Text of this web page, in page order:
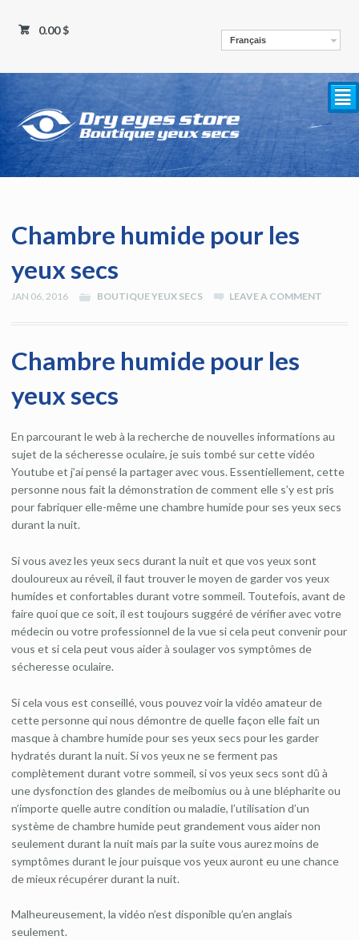
Français
0.00 $
²
Chambre humide pour les
yeux secs
JAN 06, 2016 BOUTIQUE YEUX SECS LEAVE A COMMENT
Chambre humide pour les
yeux secs
En parcourant le web à la recherche de nouvelles informations au
sujet de la sécheresse oculaire, je suis tombé sur cette vidéo
Youtube et j’ai pensé la partager avec vous. Essentiellement, cette
personne nous fait la démonstration de comment elle s’y est pris
pour fabriquer elle-même une chambre humide pour ses yeux secs
durant la nuit.
Si vous avez les yeux secs durant la nuit et que vos yeux sont
douloureux au réveil, il faut trouver le moyen de garder vos yeux
humides et confortables durant votre sommeil. Toutefois, avant de
faire quoi que ce soit, il est toujours suggéré de vérifier avec votre
médecin ou votre professionnel de la vue si cela peut convenir pour
vous et si cela peut vous aider à soulager vos symptômes de
sécheresse oculaire.
Si cela vous est conseillé, vous pouvez voir la vidéo amateur de
cette personne qui nous démontre de quelle façon elle fait un
masque à chambre humide pour ses yeux secs pour les garder
hydratés durant la nuit. Si vos yeux ne se ferment pas
complètement durant votre sommeil, si vos yeux secs sont dû à
une dysfonction des glandes de meibomius ou à une blépharite ou
n’importe quelle autre condition ou maladie, l’utilisation d’un
système de chambre humide peut grandement vous aider non
seulement durant la nuit mais par la suite vous aurez moins de
symptômes durant le jour puisque vos yeux auront eu une chance
de mieux récupérer durant la nuit.
Malheureusement, la vidéo n’est disponible qu’en anglais
seulement.